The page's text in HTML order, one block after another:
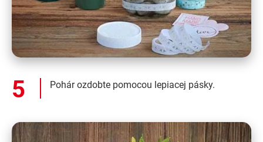
Pohár ozdobte pomocou lepiacej pásky.